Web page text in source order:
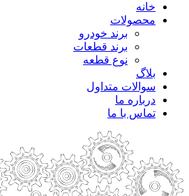
خانه
محصولات
برند خودرو
برند قطعات
نوع قطعه
بلاگ
سوالات متداول
درباره ما
تماس با ما